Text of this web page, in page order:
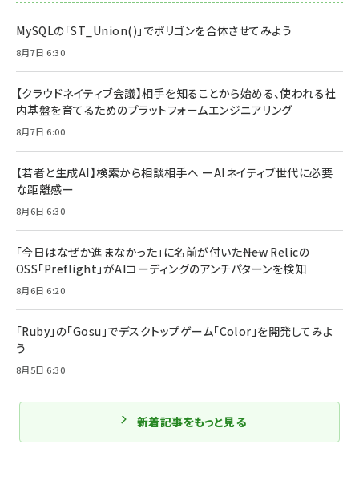
MySQLの「ST_Union()」でポリゴンを合体させてみよう
8月7日 6:30
【クラウドネイティブ会議】相手を知ることから始める、使われる社
内基盤を育てるためのプラットフォームエンジニアリング
8月7日 6:00
【若者と生成AI】検索から相談相手へ ーAIネイティブ世代に必要
な距離感ー
8月6日 6:30
「今日はなぜか進まなかった」に名前が付いた――New Relicの
OSS「Preflight」がAIコーディングのアンチパターンを検知
8月6日 6:20
「Ruby」の「Gosu」でデスクトップゲーム「Color」を開発してみよ
う
8月5日 6:30
新着記事をもっと見る